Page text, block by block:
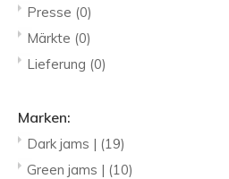
Presse (0)
Märkte (0)
Lieferung (0)
Marken:
Dark jams | (19)
Green jams | (10)